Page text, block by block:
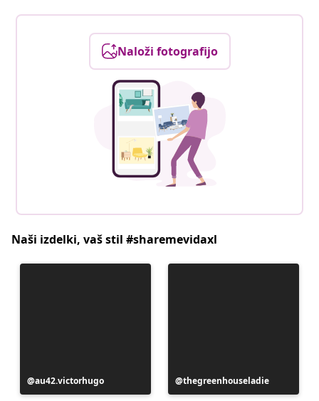
Naloži fotografijo
Naši izdelki, vaš stil #sharemevidaxl
Objavo
je
au42.victorhugo
Objavo
je
thegreenhouseladie